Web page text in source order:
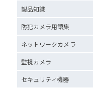
製品知識
防犯カメラ用語集
ネットワークカメラ
監視カメラ
セキュリティ機器